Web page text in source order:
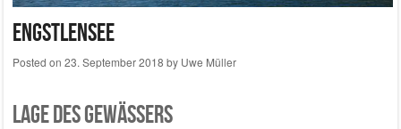
Engstlensee
Posted on 23. September 2018 by Uwe Müller
Lage des Gewässers